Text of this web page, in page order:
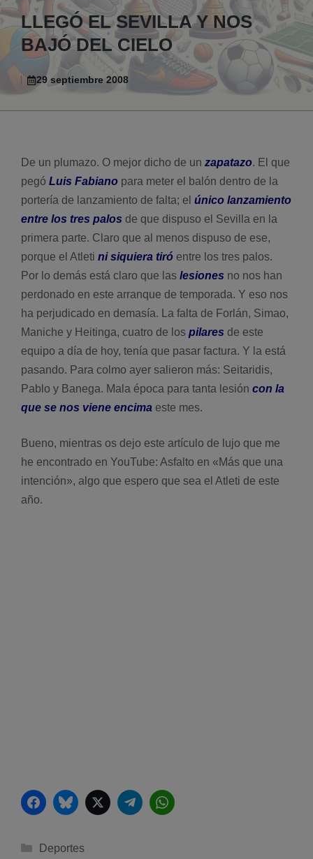
LLEGÓ EL SEVILLA Y NOS
BAJÓ DEL CIELO
29 septiembre 2008
De un plumazo. O mejor dicho de un zapatazo. El que
pegó Luis Fabiano para meter el balón dentro de la
porterí­a de lanzamiento de falta; el único lanzamiento
entre los tres palos de que dispuso el Sevilla en la
primera parte. Claro que al menos dispuso de ese,
porque el Atleti ni siquiera tiró entre los tres palos.
Por lo demás está claro que las lesiones no nos han
perdonado en este arranque de temporada. Y eso nos
ha perjudicado en demasí­a. La falta de Forlán, Simao,
Maniche y Heitinga, cuatro de los pilares de este
equipo a dí­a de hoy, tení­a que pasar factura. Y la está
pasando. Para colmo ayer salieron más: Seitaridis,
Pablo y Banega. Mala época para tanta lesión con la
que se nos viene encima este mes.
Bueno, mientras os dejo este artí­culo de lujo que me
he encontrado en YouTube: Asfalto en «Más que una
intención», algo que espero que sea el Atleti de este
año.
FacebookBluesky Twitter Telegram
Categorías
Deportes